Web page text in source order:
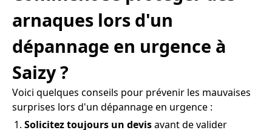
arnaques lors d'un
dépannage en urgence à
Saizy ?
Voici quelques conseils pour prévenir les mauvaises
surprises lors d'un dépannage en urgence :
Solicitez toujours un devisavant de valider